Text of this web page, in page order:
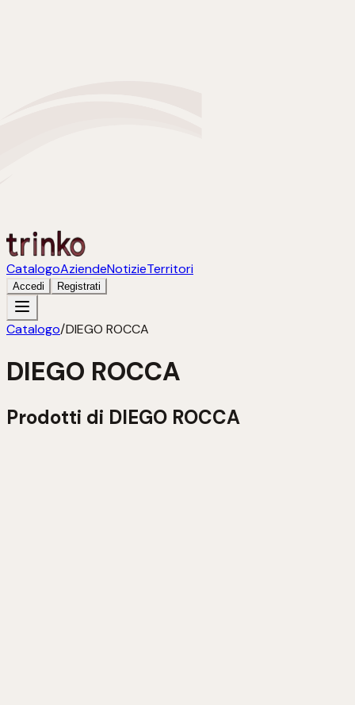
CatalogoAziendeNotizieTerritori
Accedi Registrati
Catalogo/DIEGO ROCCA
DIEGO ROCCA
Prodotti di DIEGO ROCCA